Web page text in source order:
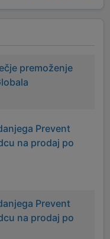
premoženje
Prevent
na prodaj po
Prevent
na prodaj po